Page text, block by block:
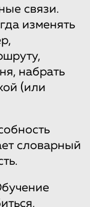
связи.
изменять
набрать
(или
словарный